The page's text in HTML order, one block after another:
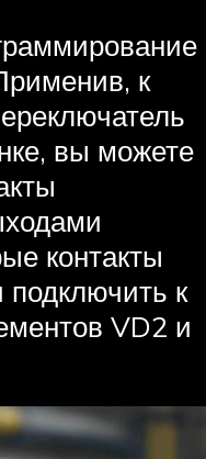
к
вы можете
контакты
к
VD2 и